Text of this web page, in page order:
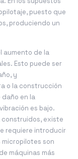
puesto que
produciendo un
aumento de la
Esto puede ser
y
o la construcción
daño en la
es bajo.
construidos, existe
requiere introducir
micropilotes son
máquinas más